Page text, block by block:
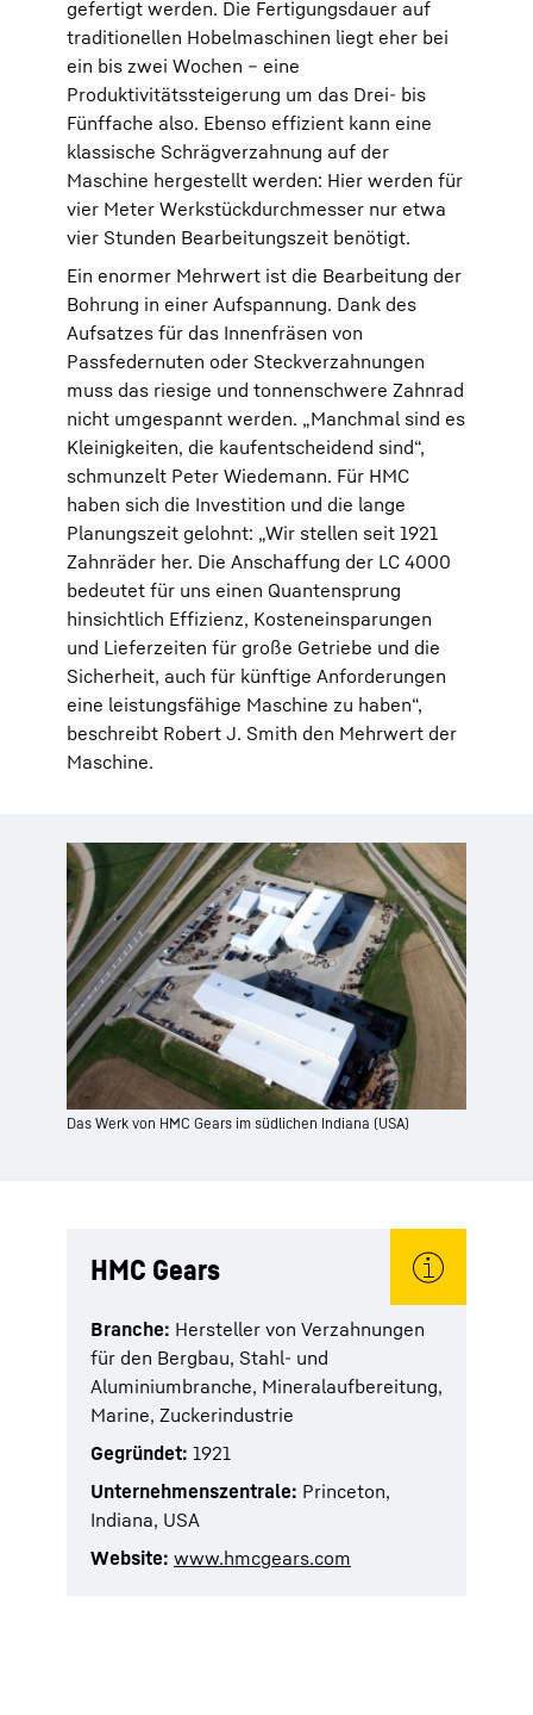
gefertigt werden. Die Fertigungsdauer auf
traditionellen Hobelmaschinen liegt eher bei
ein bis zwei Wochen – eine
Produktivitätssteigerung um das Drei- bis
Fünffache also. Ebenso effizient kann eine
klassische Schrägverzahnung auf der
Maschine hergestellt werden: Hier werden für
vier Meter Werkstückdurchmesser nur etwa
vier Stunden Bearbeitungszeit benötigt.
Ein enormer Mehrwert ist die Bearbeitung der
Bohrung in einer Aufspannung. Dank des
Aufsatzes für das Innenfräsen von
Passfedernuten oder Steckverzahnungen
muss das riesige und tonnenschwere Zahnrad
nicht umgespannt werden. „Manchmal sind es
Kleinigkeiten, die kaufentscheidend sind“,
schmunzelt Peter Wiedemann. Für HMC
haben sich die Investition und die lange
Planungszeit gelohnt: „Wir stellen seit 1921
Zahnräder her. Die Anschaffung der LC 4000
bedeutet für uns einen Quantensprung
hinsichtlich Effizienz, Kosteneinsparungen
und Lieferzeiten für große Getriebe und die
Sicherheit, auch für künftige Anforderungen
eine leistungsfähige Maschine zu haben“,
beschreibt Robert J. Smith den Mehrwert der
Maschine.
Das Werk von HMC Gears im südlichen Indiana (USA)
HMC Gears
Branche: Hersteller von Verzahnungen
für den Bergbau, Stahl- und
Aluminiumbranche, Mineralaufbereitung,
Marine, Zuckerindustrie
Gegründet: 1921
Unternehmenszentrale: Princeton,
Indiana, USA
Website: www.hmcgears.com